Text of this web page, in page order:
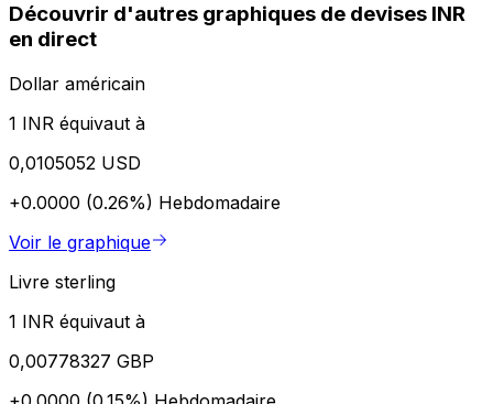
Découvrir d'autres graphiques de devises INR
en direct
Dollar américain
1 INR équivaut à
0,0105052 USD
+0.0000 (0.26%) Hebdomadaire
Voir le graphique
Livre sterling
1 INR équivaut à
0,00778327 GBP